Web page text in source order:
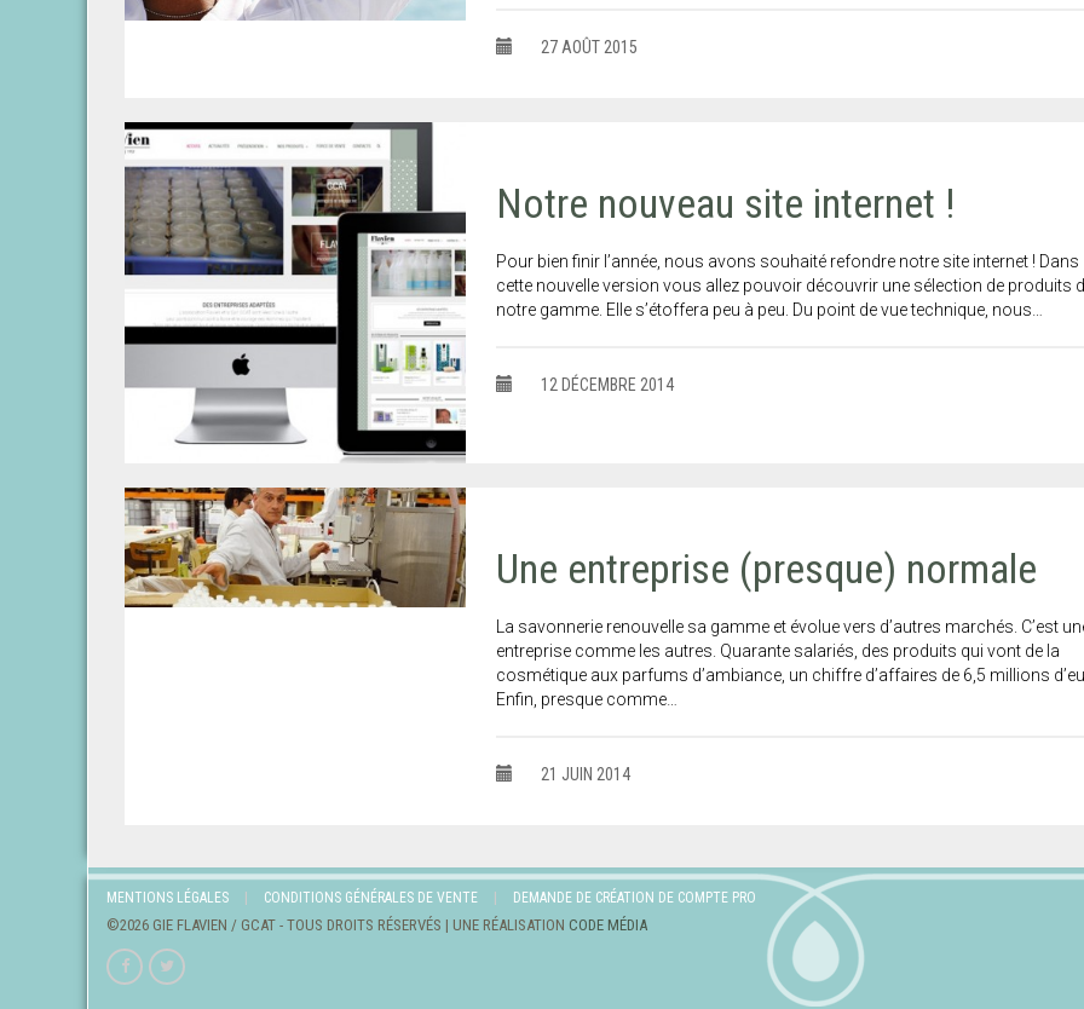
27 AOÛT 2015
Notre nouveau site internet !
Pour bien finir l’année, nous avons souhaité refondre notre site internet ! Dans
cette nouvelle version vous allez pouvoir découvrir une sélection de produits
notre gamme. Elle s’étoffera peu à peu. Du point de vue technique, nous…
12 DÉCEMBRE 2014
Une entreprise (presque) normale
La savonnerie renouvelle sa gamme et évolue vers d’autres marchés. C’est
entreprise comme les autres. Quarante salariés, des produits qui vont de la
cosmétique aux parfums d’ambiance, un chiffre d’affaires de 6,5 millions
Enfin, presque comme…
21 JUIN 2014
MENTIONS LÉGALES CONDITIONS GÉNÉRALES DE VENTE DEMANDE DE CRÉATION DE COMPTE PRO
©2026 GIE FLAVIEN / GCAT - TOUS DROITS RÉSERVÉS | UNE RÉALISATION CODE MÉDIA